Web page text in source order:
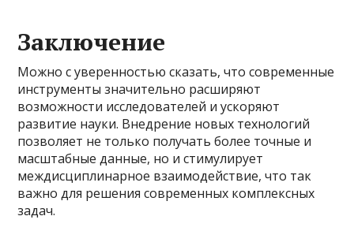
Заключение
Можно с уверенностью сказать, что современные
инструменты значительно расширяют
возможности исследователей и ускоряют
развитие науки. Внедрение новых технологий
позволяет не только получать более точные и
масштабные данные, но и стимулирует
междисциплинарное взаимодействие, что так
важно для решения современных комплексных
задач.